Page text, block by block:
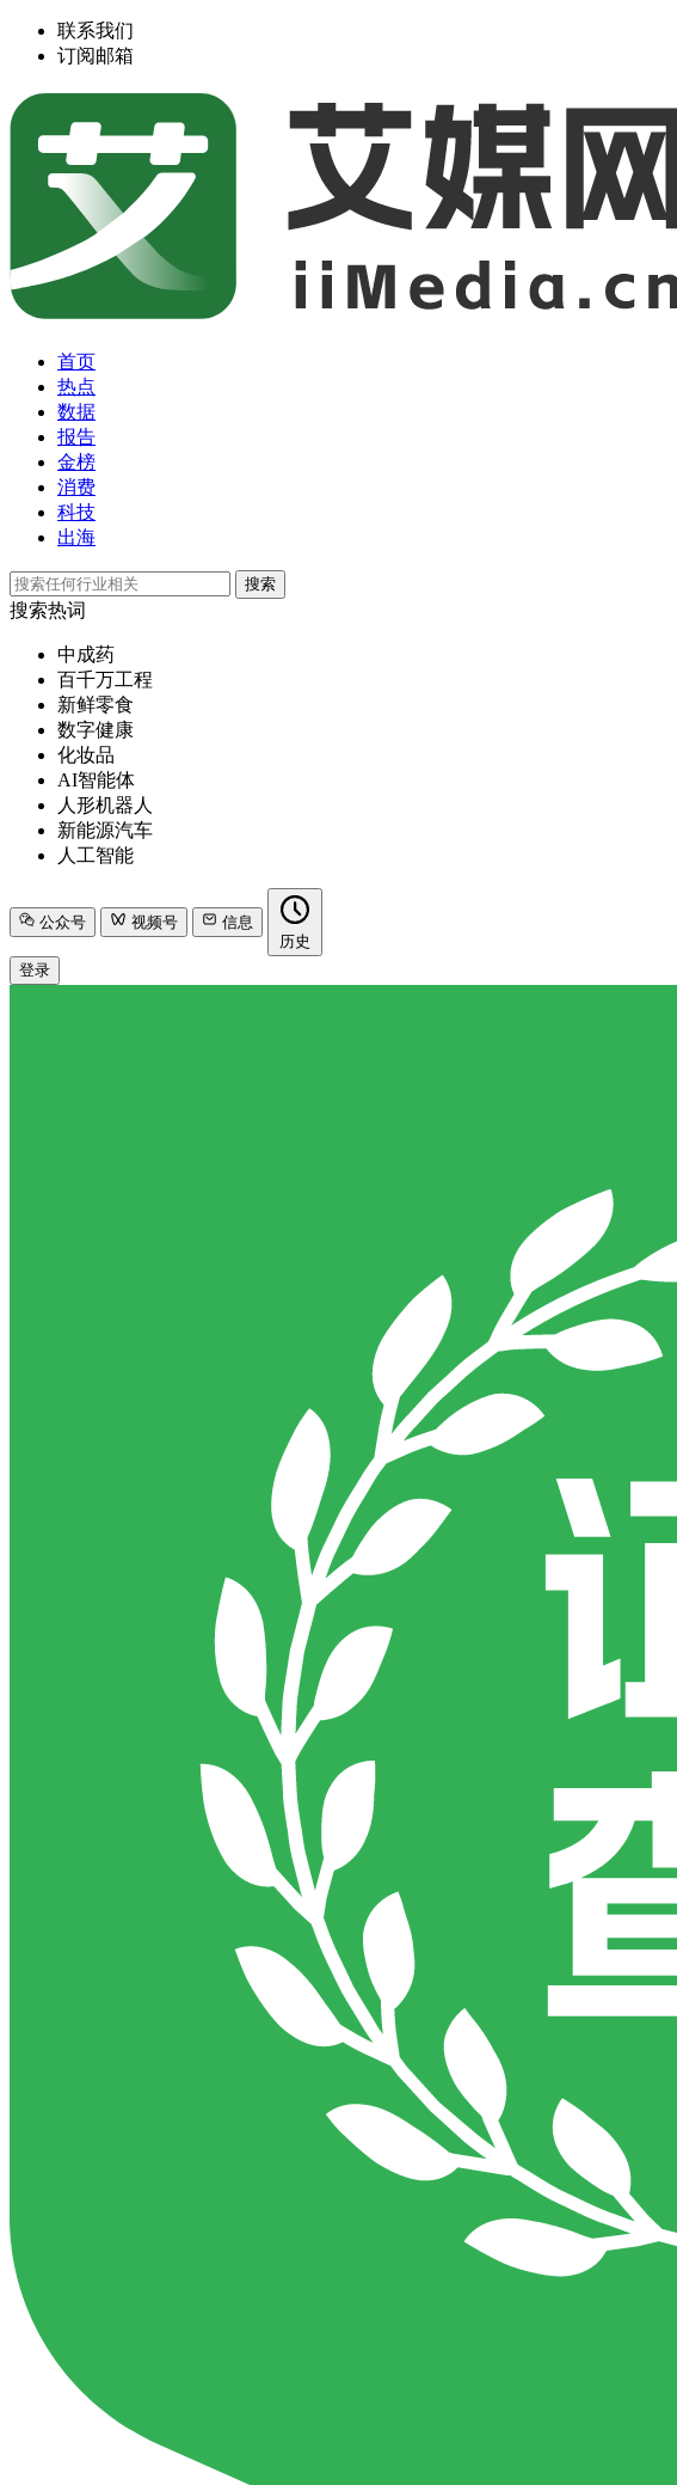
联系我们
订阅邮箱
首页
热点
数据
报告
金榜
消费
科技
出海
搜索
搜索热词
中成药
百千万工程
新鲜零食
数字健康
化妆品
AI智能体
人形机器人
新能源汽车
人工智能
公众号 视频号
信息
历史
登录